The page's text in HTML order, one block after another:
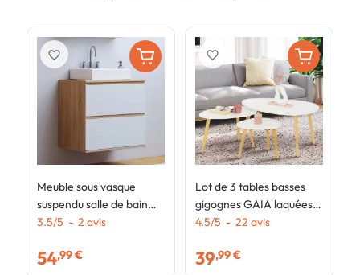
Meuble sous vasque
suspendu salle de bain
TOMI 2 tiroirs façon
3.5/5 - 2 avis
54,99 €
favorite_border
Lot de 3 tables basses
gigognes GAIA laquées
blanc scandinave
4.5/5 - 22 avis
39,99 €
favorite_border